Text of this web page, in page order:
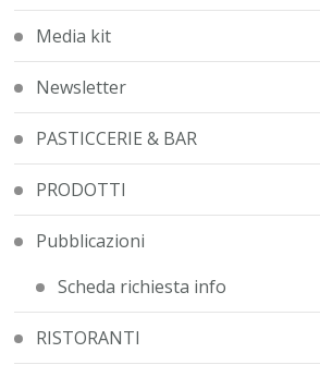
Media kit
Newsletter
PASTICCERIE & BAR
PRODOTTI
Pubblicazioni
Scheda richiesta info
RISTORANTI